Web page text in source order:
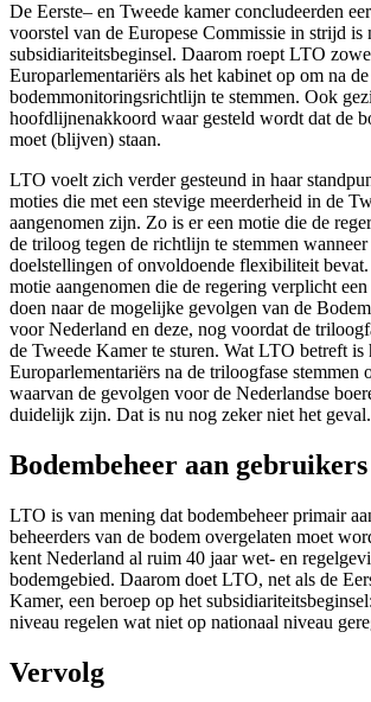
De Eerste– en Tweede kamer concludeerden
voorstel van de Europese Commissie in strijd is
subsidiariteitsbeginsel. Daarom roept LTO
Europarlementariërs als het kabinet op om na
bodemmonitoringsrichtlijn te stemmen. Ook
hoofdlijnenakkoord waar gesteld wordt dat de
moet (blijven) staan.
LTO voelt zich verder gesteund in haar
moties die met een stevige meerderheid in de
aangenomen zijn. Zo is er een motie die de
de triloog tegen de richtlijn te stemmen
doelstellingen of onvoldoende flexibiliteit
motie aangenomen die de regering verplicht
doen naar de mogelijke gevolgen van de
voor Nederland en deze, nog voordat de
de Tweede Kamer te sturen. Wat LTO betreft is
Europarlementariërs na de triloogfase stemmen
waarvan de gevolgen voor de Nederlandse
duidelijk zijn. Dat is nu nog zeker niet het geval.
Bodembeheer aan
LTO is van mening dat bodembeheer primair
beheerders van de bodem overgelaten moet
kent Nederland al ruim 40 jaar wet- en
bodemgebied. Daarom doet LTO, net als de
Kamer, een beroep op het
niveau regelen wat niet op nationaal niveau
Vervolg